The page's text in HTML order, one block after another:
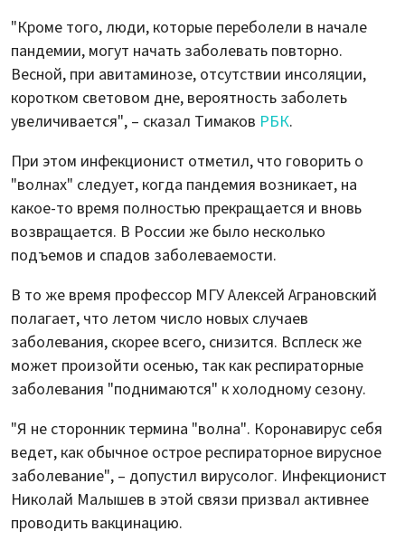
"Кроме того, люди, которые переболели в начале
пандемии, могут начать заболевать повторно.
Весной, при авитаминозе, отсутствии инсоляции,
коротком световом дне, вероятность заболеть
увеличивается", – сказал Тимаков РБК.
При этом инфекционист отметил, что говорить о
"волнах" следует, когда пандемия возникает, на
какое-то время полностью прекращается и вновь
возвращается. В России же было несколько
подъемов и спадов заболеваемости.
В то же время профессор МГУ Алексей Аграновский
полагает, что летом число новых случаев
заболевания, скорее всего, снизится. Всплеск же
может произойти осенью, так как респираторные
заболевания "поднимаются" к холодному сезону.
"Я не сторонник термина "волна". Коронавирус себя
ведет, как обычное острое респираторное вирусное
заболевание", – допустил вирусолог. Инфекционист
Николай Малышев в этой связи призвал активнее
проводить вакцинацию.